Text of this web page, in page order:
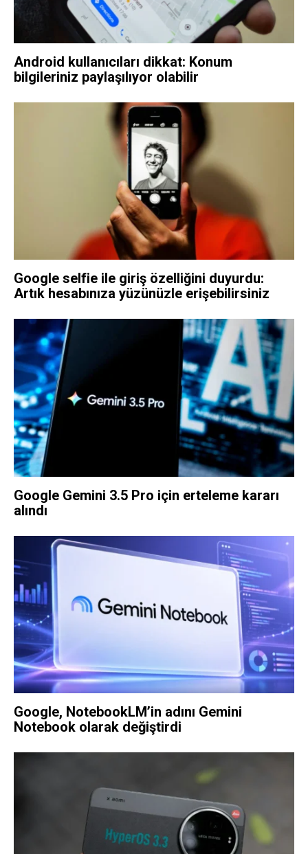
Android kullanıcıları dikkat: Konum
bilgileriniz paylaşılıyor olabilir
Google selfie ile giriş özelliğini duyurdu:
Artık hesabınıza yüzünüzle erişebilirsiniz
Google Gemini 3.5 Pro için erteleme kararı
alındı
Google, NotebookLM’in adını Gemini
Notebook olarak değiştirdi